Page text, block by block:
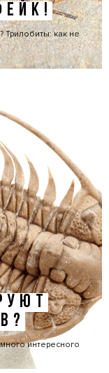
Трилобиты: как не
интересного